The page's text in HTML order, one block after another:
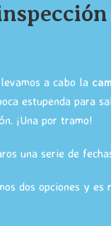
a cabo la
estupenda para
¡Una por tramo!
una serie de
dos opciones y